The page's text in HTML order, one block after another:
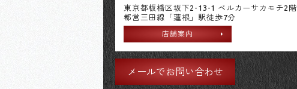
東京都板橋区坂下2-13-1 ベルカーサカモチ2階
都営三田線「蓮根」駅徒歩7分
店舗案内
メールでお問い合わせ